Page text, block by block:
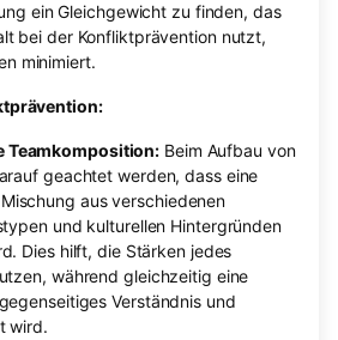
ein Gleichgewicht zu finden, das
bei der Konfliktprävention nutzt,
minimiert.
Teamkomposition: Beim Aufbau von
geachtet werden, dass eine
aus verschiedenen
und kulturellen Hintergründen
Dies hilft, die Stärken jedes
während gleichzeitig eine
Verständnis und
wird.